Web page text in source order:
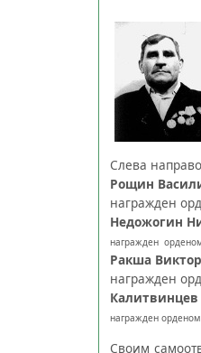
Слева
Рощин
награжден
Недожогин
награжден
Ракша
награжден
Калитвинцев
награжден
Своим